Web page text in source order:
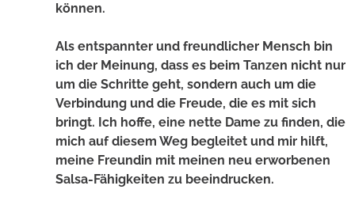
können.
Als entspannter und freundlicher Mensch bin
ich der Meinung, dass es beim Tanzen nicht nur
um die Schritte geht, sondern auch um die
Verbindung und die Freude, die es mit sich
bringt. Ich hoffe, eine nette Dame zu finden, die
mich auf diesem Weg begleitet und mir hilft,
meine Freundin mit meinen neu erworbenen
Salsa-Fähigkeiten zu beeindrucken.